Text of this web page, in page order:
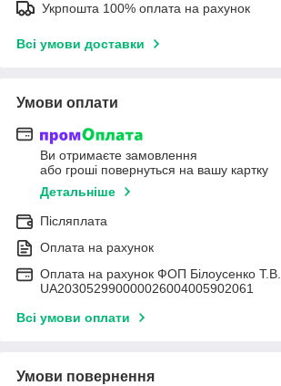
Укрпошта 100% оплата на рахунок
Всі умови доставки
Умови оплати
Ви отримаєте замовлення
або гроші повернуться на вашу картку
Детальніше
Післяплата
Оплата на рахунок
Оплата на рахунок ФОП Білоусенко Т.В.
UA203052990000026004005902061
Всі умови оплати
Умови повернення